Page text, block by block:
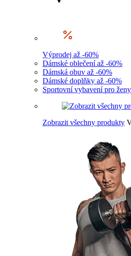
Výprodej až -60%
Dámské oblečení až -60%
Dámská obuv až -60%
Dámské doplňky až -60%
Sportovní vybavení pro
Zobrazit všechny produkty